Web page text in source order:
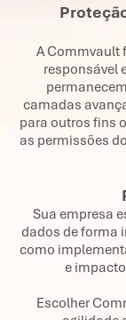
A Commvault
responsável
camadas
para outros fins
as permissões
Sua empresa
dados de forma
como
e
Escolher